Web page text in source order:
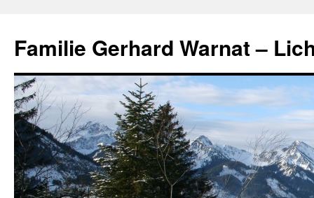
springen
Familie Gerhard Warnat –